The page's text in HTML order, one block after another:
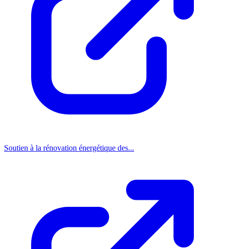
Soutien à la rénovation énergétique des...